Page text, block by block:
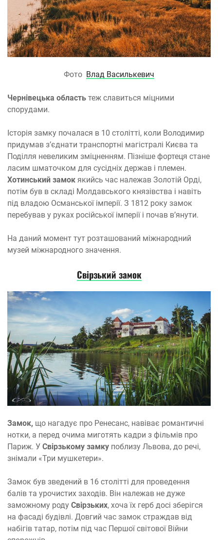
Фото Влад Василькевич
Чернівецька область теж славиться міцними
спорудами.
Історія замку почалася в 10 столітті, коли Володимир
придумав з’єднати транспортні магістралі Києва та
Поділля невеликим зміцненням. Пізніше фортеця стане
ласим шматочком для сусідніх держав і племен.
Хотинський замок якийсь час належав Золотій Орді,
потім був в складі Молдавського князівства і навіть
під владою Османської імперії. З 1812 року замок
перебував у руках російської імперії і почав в’янути.
На даний момент тут розташований міжнародний
музей міжнародного значення.
Свірзький замок
Замок, що нагадує про Ренесанс, навіває романтичні
нотки, а перед очима миготять кадри з фільмів про
Париж. У Свірзькому замку поблизу Львова, до речі,
знімали «Три мушкетери».
Замок був зведений в 16 столітті для проведення
балів та урочистих заходів. Він належав не дуже
заможному роду Свірзьких, хоча їх герб досі зберігся
на фасаді будівлі. Довгий час замок страждав від
набігів татар, потім під час Першої світової Війни